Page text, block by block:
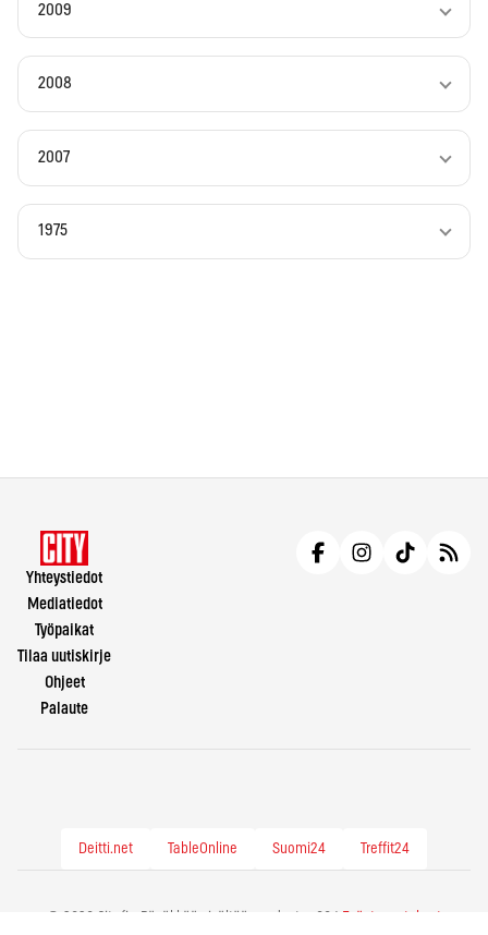
2009
2008
2007
1975
Yhteystiedot
Mediatiedot
Työpaikat
Tilaa uutiskirje
Ohjeet
Palaute
Deitti.net TableOnline Suomi24 Treffit24